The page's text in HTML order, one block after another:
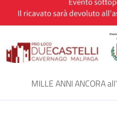
MILLE ANNI ANCORA